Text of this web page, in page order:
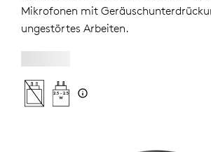
Mikrofonen mit
ungestörtes Arbeiten.